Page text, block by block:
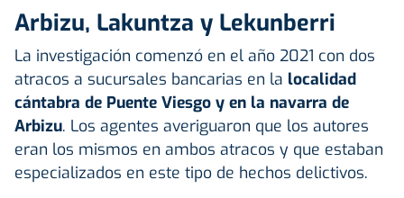
Arbizu, Lakuntza y Lekunberri
La investigación comenzó en el año 2021 con dos
atracos a sucursales bancarias en la localidad
cántabra de Puente Viesgo y en la navarra de
Arbizu. Los agentes averiguaron que los autores
eran los mismos en ambos atracos y que estaban
especializados en este tipo de hechos delictivos.